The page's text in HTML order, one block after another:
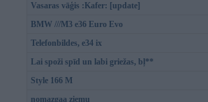
Vasaras vāģis :Kafer: [update]
BMW ///M3 e36 Euro Evo
Telefonbildes, e34 ix
Lai spoži spīd un labi griežas, bļ**
Style 166 M
nomazgaa ziemu